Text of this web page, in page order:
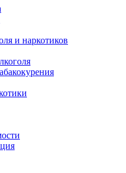
и наркотиков